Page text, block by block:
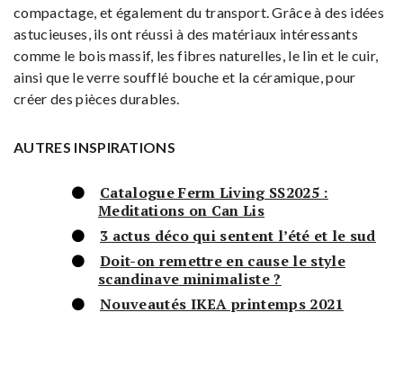
compactage, et également du transport. Grâce à des idées
astucieuses, ils ont réussi à des matériaux intéressants
comme le bois massif, les fibres naturelles, le lin et le cuir,
ainsi que le verre soufflé bouche et la céramique, pour
créer des pièces durables.
AUTRES INSPIRATIONS
Catalogue Ferm Living SS2025 :
Meditations on Can Lis
3 actus déco qui sentent l’été et le sud
Doit-on remettre en cause le style
scandinave minimaliste ?
Nouveautés IKEA printemps 2021